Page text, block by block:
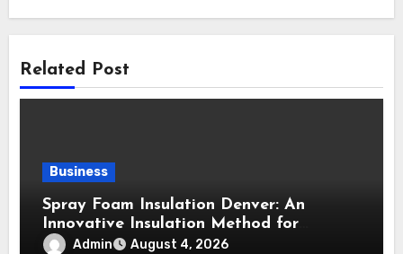
Related Post
Business
Spray Foam Insulation Denver: An
Innovative Insulation Method for
Enhanced Air Sealing and Maximum
Admin August 4, 2026